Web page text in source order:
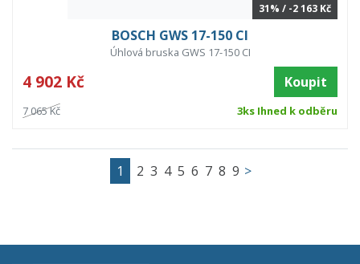
31% / -2 163 Kč
BOSCH GWS 17-150 CI
Úhlová bruska GWS 17-150 CI
4 902 Kč Koupit
7 065 Kč 3ks Ihned k odběru
1 2 3 4 5 6 7 8 9 >